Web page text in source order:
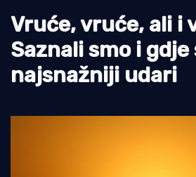
Pomorstvo
Ribolov
Ekologija
Vruće, vruće, ali i
Saznali smo i
najsnažniji udari